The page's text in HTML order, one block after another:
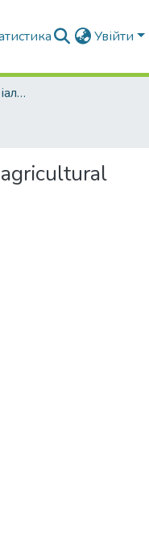
Увійти
Конференції та матеріали конференцій